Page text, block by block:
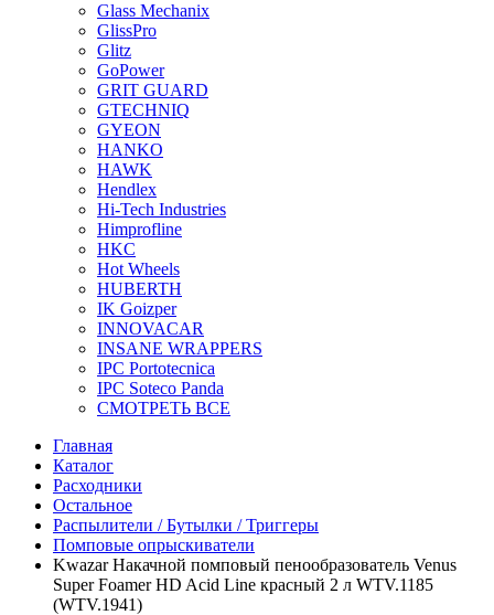
Glass Mechanix
GlissPro
Glitz
GoPower
GRIT GUARD
GTECHNIQ
GYEON
HANKO
HAWK
Hendlex
Hi-Tech Industries
Himprofline
HKC
Hot Wheels
HUBERTH
IK Goizper
INNOVACAR
INSANE WRAPPERS
IPC Portotecnica
IPC Soteco Panda
СМОТРЕТЬ ВСЕ
Главная
Каталог
Расходники
Остальное
Распылители / Бутылки / Триггеры
Помповые опрыскиватели
Kwazar Накачной помповый пенообразователь Venus
Super Foamer HD Acid Line красный 2 л WTV.1185
(WTV.1941)